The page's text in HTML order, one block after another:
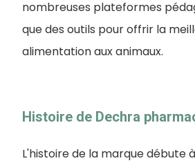
nombreuses plateformes
que des outils pour offrir la
alimentation aux animaux.
Histoire de Dechra
L'histoire de la marque débute